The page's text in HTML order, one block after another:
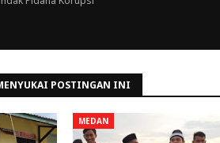
POSTINGAN INI
MEDAN